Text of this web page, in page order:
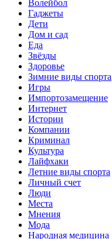
Волейбол
Гаджеты
Дети
Дом и сад
Еда
Звёзды
Здоровье
Зимние виды спорта
Игры
Импортозамещение
Интернет
Истории
Компании
Криминал
Культура
Лайфхаки
Летние виды спорта
Личный счет
Люди
Места
Мнения
Мода
Народная медицина